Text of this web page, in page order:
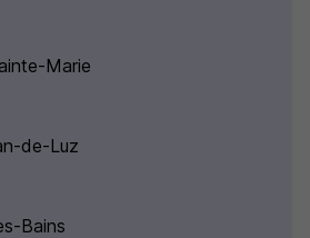
Marie
de-Luz
Bains